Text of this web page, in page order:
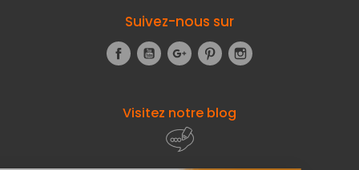
Suivez-nous sur
FacebookYouTubeGoogle+Pinterest
Visitez notre blog